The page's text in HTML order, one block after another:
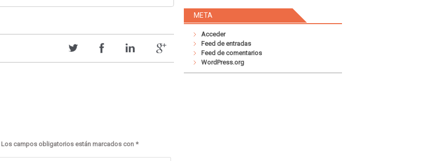
Los campos obligatorios están marcados con *
META
Acceder
Feed de entradas
Feed de comentarios
WordPress.org